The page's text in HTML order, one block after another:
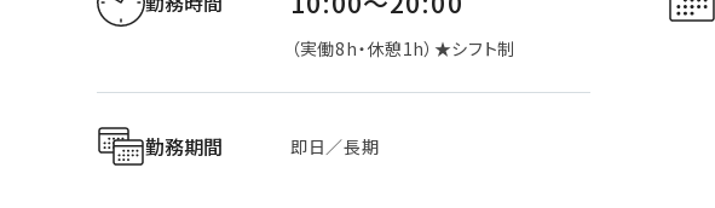
（実働8h・休憩1h）★シフト制
勤務期間 即日／長期